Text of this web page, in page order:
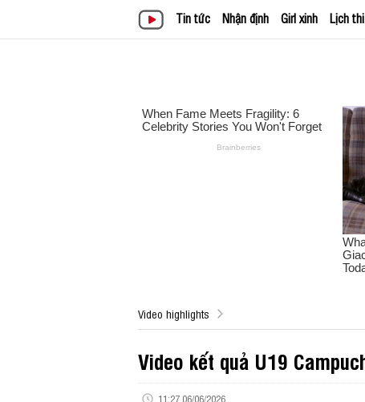
Tin tức Nhận định Girl xinh Lịch
Video highlights
Video kết quả U19
11:27 06/06/2026